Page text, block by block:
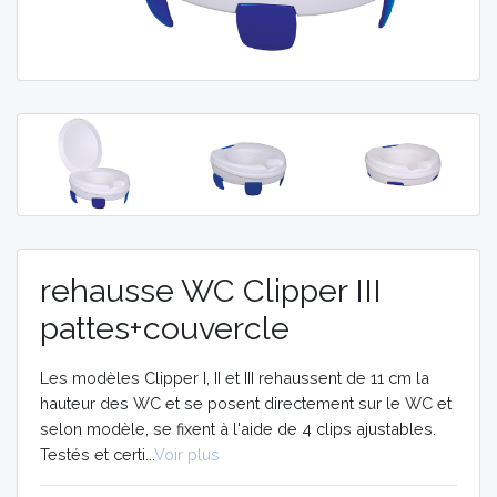
AIDES
TECHNIQUES
ORTHOPEDIE
VIDÉOS
AIDES
TECHNIQUES
ORTHOPEDIE
VIDÉOS
rehausse WC Clipper III
pattes+couvercle
Les modèles Clipper I, II et III rehaussent de 11 cm la
hauteur des WC et se posent directement sur le WC et
selon modèle, se fixent à l'aide de 4 clips ajustables.
Testés et certi... Voir plus